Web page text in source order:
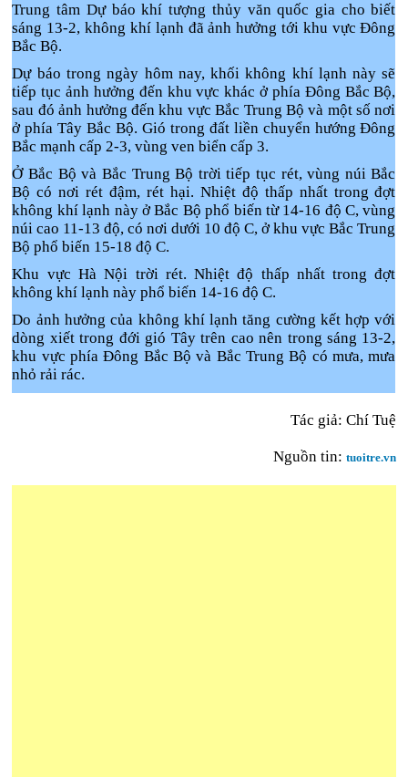
Trung tâm Dự báo khí tượng thủy văn quốc gia cho biết
sáng 13-2, không khí lạnh đã ảnh hưởng tới khu vực Đông
Bắc Bộ.
Dự báo trong ngày hôm nay, khối không khí lạnh này sẽ
tiếp tục ảnh hưởng đến khu vực khác ở phía Đông Bắc Bộ,
sau đó ảnh hưởng đến khu vực Bắc Trung Bộ và một số nơi
ở phía Tây Bắc Bộ. Gió trong đất liền chuyển hướng Đông
Bắc mạnh cấp 2-3, vùng ven biển cấp 3.
Ở Bắc Bộ và Bắc Trung Bộ trời tiếp tục rét, vùng núi Bắc
Bộ có nơi rét đậm, rét hại. Nhiệt độ thấp nhất trong đợt
không khí lạnh này ở Bắc Bộ phổ biến từ 14-16 độ C, vùng
núi cao 11-13 độ, có nơi dưới 10 độ C, ở khu vực Bắc Trung
Bộ phổ biến 15-18 độ C.
Khu vực Hà Nội trời rét. Nhiệt độ thấp nhất trong đợt
không khí lạnh này phổ biến 14-16 độ C.
Do ảnh hưởng của không khí lạnh tăng cường kết hợp với
dòng xiết trong đới gió Tây trên cao nên trong sáng 13-2,
khu vực phía Đông Bắc Bộ và Bắc Trung Bộ có mưa, mưa
nhỏ rải rác.
Tác giả: Chí Tuệ
Nguồn tin: tuoitre.vn